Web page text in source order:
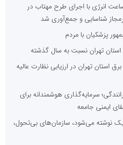
انرژی با اجرای طرح مهتاب در
پزشکیان با مردم
تهران در ارزیابی نظارت عالیه
سرمایه‌گذاری هوشمندانه برای
ایمنی جامعه
یک نوشته می‌شود، سازمان‌های بی‌تحول،